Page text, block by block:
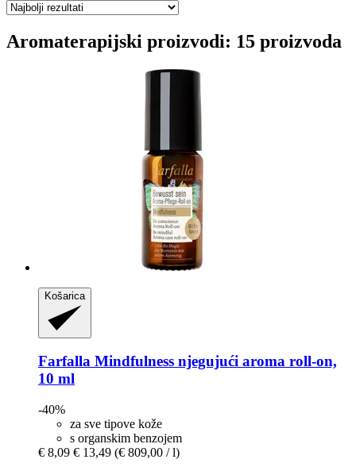
Aromaterapijski proizvodi: 15 proizvoda
Košarica
Farfalla Mindfulness njegujući aroma roll-​on,
10 ml
-40%
za sve tipove kože
s organskim benzojem
€ 8,09 € 13,49 (€ 809,00 / l)